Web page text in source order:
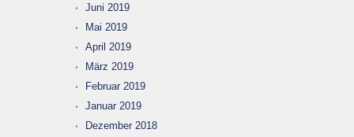
Juni 2019
Mai 2019
April 2019
März 2019
Februar 2019
Januar 2019
Dezember 2018